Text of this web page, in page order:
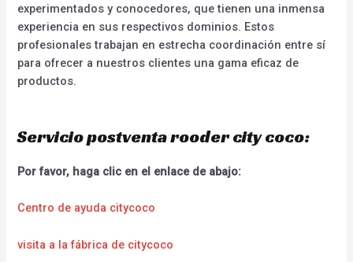
experimentados y conocedores, que tienen una inmensa
experiencia en sus respectivos dominios. Estos
profesionales trabajan en estrecha coordinación entre sí
para ofrecer a nuestros clientes una gama eficaz de
productos.
Servicio postventa rooder city coco:
Por favor, haga clic en el enlace de abajo:
Centro de ayuda citycoco
visita a la fábrica de citycoco